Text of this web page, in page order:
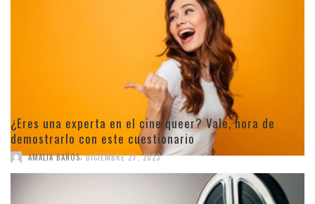
¿Eres una experta en el cine queer? Vale, hora de
demostrarlo con este cuestionario
AMALIA BAÑOS, DICIEMBRE 27, 2023